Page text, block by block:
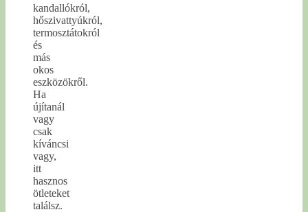
kandallókról,
hőszivattyúkról,
termosztátokról
és
más
okos
eszközökről.
Ha
újítanál
vagy
csak
kíváncsi
vagy,
itt
hasznos
ötleteket
találsz.